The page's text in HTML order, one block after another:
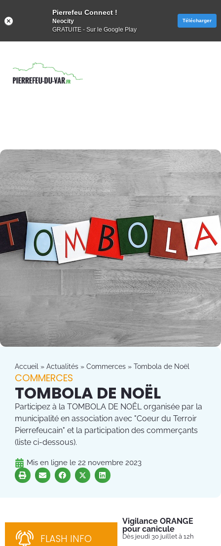
Accueil » Actualités » Commerces » Tombola de Noël
COMMERCES
TOMBOLA DE NOËL
Participez à la TOMBOLA DE NOËL organisée par la
municipalité en association avec "Coeur du Terroir
Pierrefeucain" et la participation des commerçants
(liste ci-dessous).
Mis en ligne le 22 novembre 2023
FLASH INFO
Vigilance ORANGE
pour canicule
Dès jeudi 30 juillet à 12h
Pierrefeu Connect !
Neocity
GRATUITE - Sur le Google Play
Télécharger